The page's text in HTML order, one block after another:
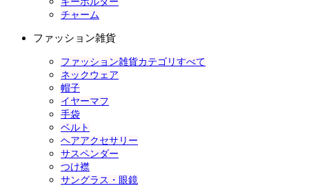
チャーム
ファッション雑貨
ファッション雑貨カテゴリすべて
ネックウェア
帽子
イヤーマフ
手袋
ベルト
ヘアアクセサリー
サスペンダー
つけ襟
サングラス・眼鏡